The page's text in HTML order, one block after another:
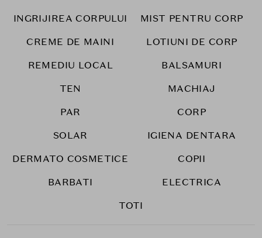
INGRIJIREA CORPULUI
MIST PENTRU CORP
CREME DE MAINI
LOTIUNI DE CORP
REMEDIU LOCAL
BALSAMURI
TEN
MACHIAJ
PAR
CORP
SOLAR
IGIENA DENTARA
DERMATO COSMETICE
COPII
BARBATI
ELECTRICA
TOTI